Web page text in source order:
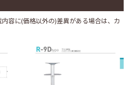
容に(価格以外の)差異がある場合は、カ